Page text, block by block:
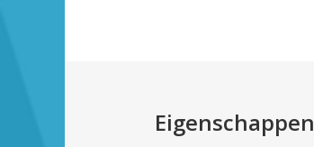
Eigenschappen